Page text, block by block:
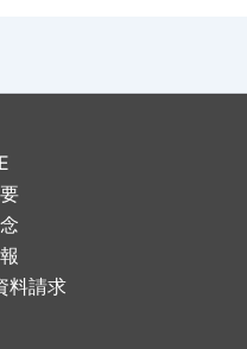
料請求